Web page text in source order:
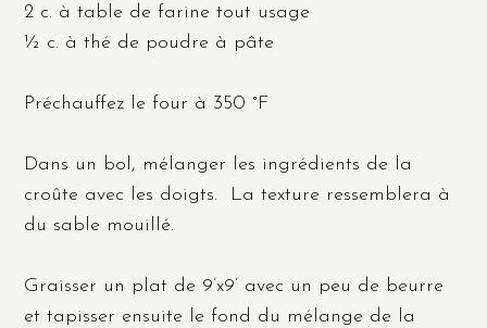
2 c. à table de farine tout usage
½ c. à thé de poudre à pâte
Préchauffez le four à 350 °F
Dans un bol, mélanger les ingrédients de la
croûte avec les doigts. La texture ressemblera à
du sable mouillé.
Graisser un plat de 9’x9’ avec un peu de beurre
et tapisser ensuite le fond du mélange de la